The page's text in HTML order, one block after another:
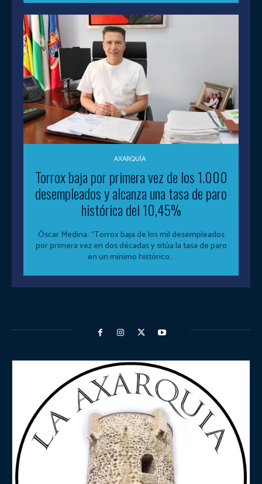
AXARQUÍA
Torrox baja por primera vez de los 1.000
desempleados y alcanza una tasa de paro
histórica del 10,45%
Óscar Medina: “Torrox baja de los mil desempleados
por primera vez en dos décadas y sitúa la tasa de paro
en un mínimo histórico...